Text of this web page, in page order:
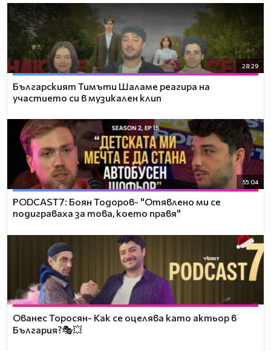
28:29
Българският Тимъти Шаламе реагира на
участието си в музикален клип
55:04
PODCAST7: ‪Боян Тодоров- "Отявлено ми се
подиграваха за това, което правя"
Ованес Торосян- Как се оцелява като актьор в
България?🎭💥